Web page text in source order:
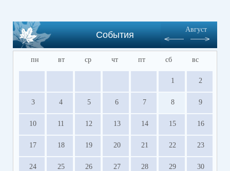
События
Август
пн вт ср чт пт сб вс
1 2
3 4 5 6 7 8 9
10 11 12 13 14 15 16
17 18 19 20 21 22 23
24 25 26 27 28 29 30